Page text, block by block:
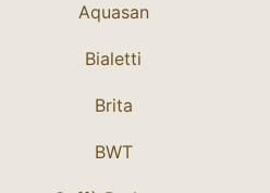
Aquasan
Bialetti
Brita
BWT